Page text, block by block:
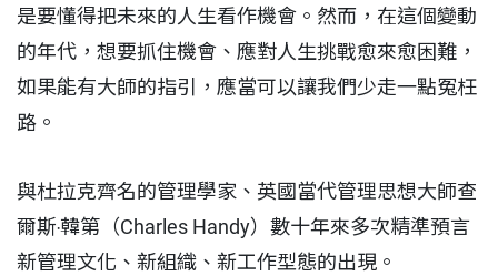
是要懂得把未來的人生看作機會。然而，在這個變動
的年代，想要抓住機會、應對人生挑戰愈來愈困難，
如果能有大師的指引，應當可以讓我們少走一點冤枉
路。
與杜拉克齊名的管理學家、英國當代管理思想大師查
爾斯‧韓第（Charles Handy）數十年來多次精準預言
新管理文化、新組織、新工作型態的出現。